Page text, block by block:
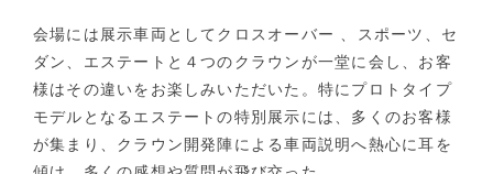
会場には展示車両としてクロスオーバー 、スポーツ、セ
ダン、エステートと４つのクラウンが一堂に会し、お客
様はその違いをお楽しみいただいた。特にプロトタイプ
モデルとなるエステートの特別展示には、多くのお客様
が集まり、クラウン開発陣による車両説明へ熱心に耳を